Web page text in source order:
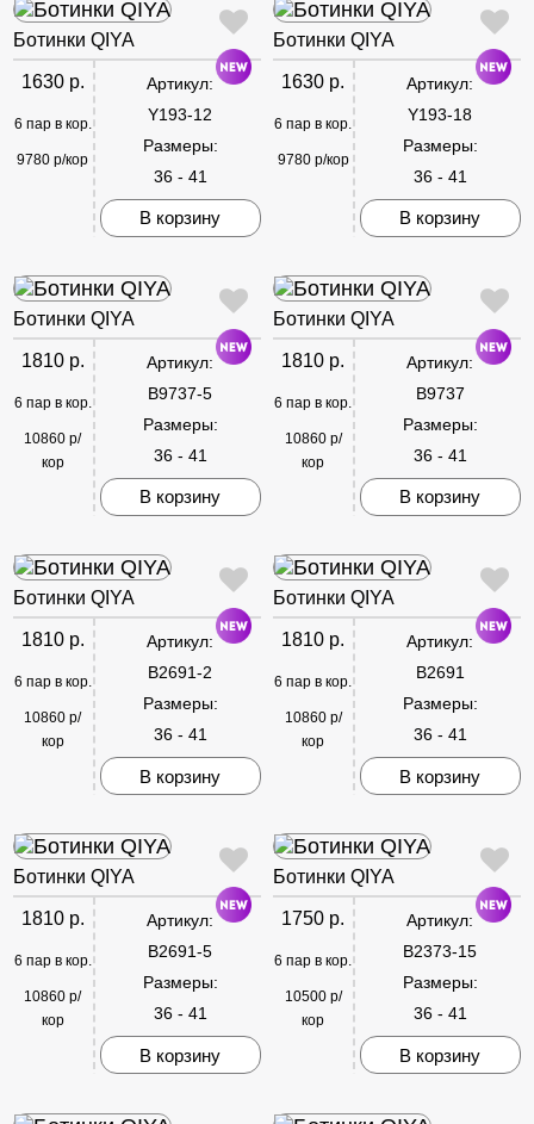
Ботинки QIYA
1630 р.
6 пар в кор.
9780 р/кор
Артикул:
Y193-12
Размеры:
36 - 41
В корзину
Ботинки QIYA
1630 р.
6 пар в кор.
9780 р/кор
Артикул:
Y193-18
Размеры:
36 - 41
В корзину
Ботинки QIYA
1810 р.
6 пар в кор.
10860 р/
кор
Артикул:
B9737-5
Размеры:
36 - 41
В корзину
Ботинки QIYA
1810 р.
6 пар в кор.
10860 р/
кор
Артикул:
B9737
Размеры:
36 - 41
В корзину
Ботинки QIYA
1810 р.
6 пар в кор.
10860 р/
кор
Артикул:
B2691-2
Размеры:
36 - 41
В корзину
Ботинки QIYA
1810 р.
6 пар в кор.
10860 р/
кор
Артикул:
B2691
Размеры:
36 - 41
В корзину
Ботинки QIYA
1810 р.
6 пар в кор.
10860 р/
кор
Артикул:
B2691-5
Размеры:
36 - 41
В корзину
Ботинки QIYA
1750 р.
6 пар в кор.
10500 р/
кор
Артикул:
B2373-15
Размеры:
36 - 41
В корзину